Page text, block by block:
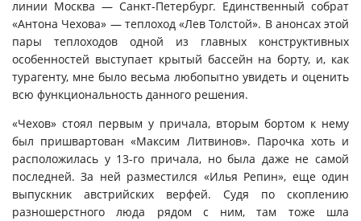
линии Москва — Санкт-Петербург. Единственный собрат
«Антона Чехова» — теплоход «Лев Толстой». В анонсах этой
пары теплоходов одной из главных конструктивных
особенностей выступает крытый бассейн на борту, и, как
турагенту, мне было весьма любопытно увидеть и оценить
всю функциональность данного решения.
«Чехов» стоял первым у причала, вторым бортом к нему
был пришвартован «Максим Литвинов». Парочка хоть и
расположилась у 13-го причала, но была даже не самой
последней. За ней разместился «Илья Репин», еще один
выпускник австрийских верфей. Судя по скоплению
разношерстного люда рядом с ним, там тоже шла